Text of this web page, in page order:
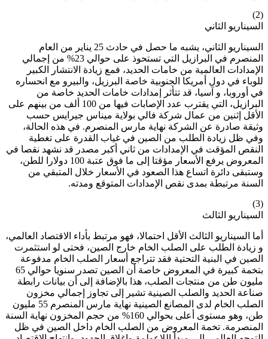
(2)
السيناريو الثاني
السيناريو الثاني، يشبه ما حصل في حادث 25 يناير من العام
المنصرم في البرازيل التي تستحوذ على حوالي 23% من إجمالي
الإمدادات العالمية من خامات الحديد، فمع زيادة الانتشار الكبير
للوباء في دول أمريكا الجنوبية خاصة البرزيل، والبيرو مع انحساره
في أوروبا، و آسيا، قد تتأثر إمدادات خامات الحديد خاصة من
البرازيل، التي يقترب عدد الإصابات فيها من 100 ألف من بينهم على
الأقل إثنين من عمال شركة فالي بولاية ميناس جيرايس حسب
وثيقة صادرة عن الشركة نهاية مارس المنصرم. في هذه الحالة،
وفي ظل زيادة الطلب من الصين في غياب القدرة على تغطية
النقص المؤقت في الإمدادات من ثاني أكبر مصدر قد نشهد نقصا في
المعروض يرفع الأسعار مؤقتا إلى ما فوق عتبة 100 دولارا للطن،
وستبقى دائرة اتساع هذا الصعود في الأسعار خلال المتبقي من
السنة مرتبطة بمدى نقص الإمدادات المتوقع ومدته.
(3)
السيناريو الثالث
أما السيناريو الثالث الأقل احتمالا، فهو مرتبط بأداء الاقتصاد العالمي،
و زيادة الطلب على الصلب الخام خارج الصين، فحتى لو استثمرت
الصين في البنية التحتية فقد تتراجع أسعار الصلب الخام مدفوعة
بتخمة كبيرة في المعروض خاصة أن الصين تصدر سنويا حوالي 65
مليون طن من منتجات الصلب، هذا بالإضافة إلى أن بيانات رابطة
صناعة الحديد والصلب الصينية تشير إلى تجاوز إجمالي مخزون
الصلب الخام لدى المصانع الصينية نهاية مارس المنصرم 55 مليون
طن، وهو مستوى أعلى بحوالي 160% من حجم المخزون نهاية السنة
المنصرمة. تخمة المعروض من الصلب الخام داخل الصين في ظل